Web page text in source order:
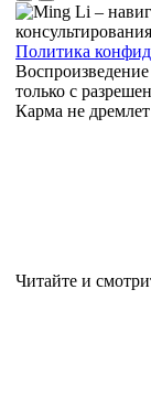
Политика
только с
Карма не дремлет
Читайте и